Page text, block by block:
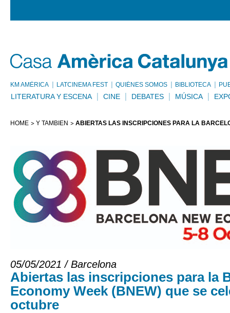
KM AMÈRICA LATCINEMA FEST QUIÉNES SOMOS BIBLIOTECA
LITERATURA Y ESCENA CINE DEBATES MÚSICA
HOME Y TAMBIÉN ABIERTAS LAS INSCRIPCIONES PARA LA
05/05/2021 / Barcelona
Abiertas las inscripciones para la
Economy Week (BNEW) que se
octubre